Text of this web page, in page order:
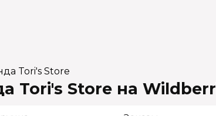
Tori's Store
Tori's Store на